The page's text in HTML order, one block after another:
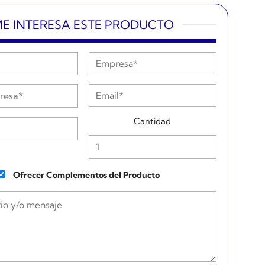
INTERESA ESTE PRODUCTO
Cantidad
Ofrecer Complementos del Producto